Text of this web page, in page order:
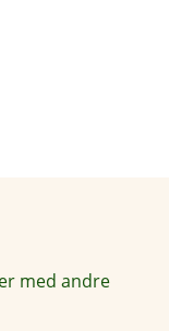
med andre